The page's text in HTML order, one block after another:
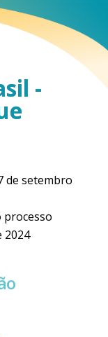
-
de setembro
processo
2024